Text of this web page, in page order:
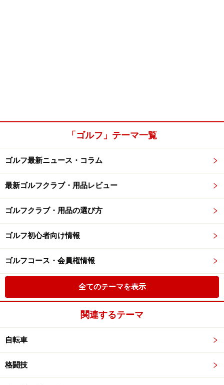
「ゴルフ」テーマ一覧
ゴルフ最新ニュース・コラム
最新ゴルフクラブ・用品レビュー
ゴルフクラブ・用品の選び方
ゴルフ初心者向け情報
ゴルフコース・会員権情報
全てのテーマを表示
関連するテーマ
自転車
格闘技